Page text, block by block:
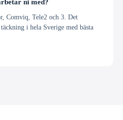
ni med?
Comviq, Tele2 och 3. Det
i hela Sverige med bästa